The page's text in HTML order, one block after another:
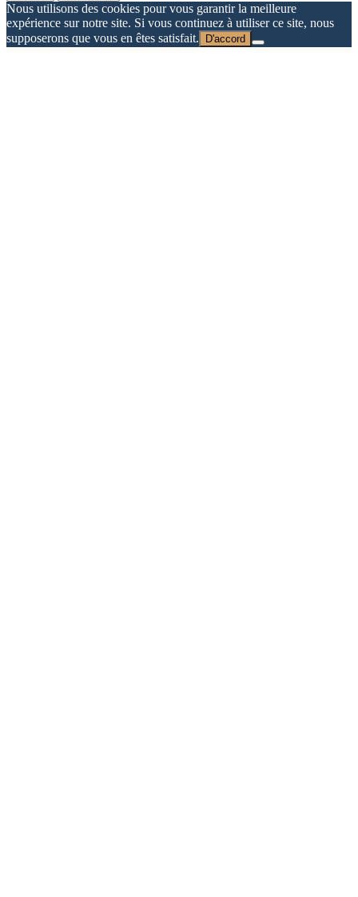
Nous utilisons des cookies pour vous garantir la meilleure
expérience sur notre site. Si vous continuez à utiliser ce site, nous
supposerons que vous en êtes satisfait.
D'accord